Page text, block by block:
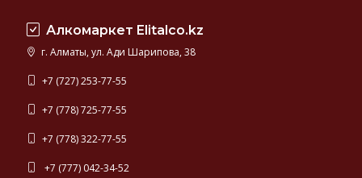
Алкомаркет Elitalco.kz
г. Алматы, ул. Ади Шарипова, 38
+7 (727) 253-77-55
+7 (778) 725-77-55
+7 (778) 322-77-55
+7 (777) 042-34-52